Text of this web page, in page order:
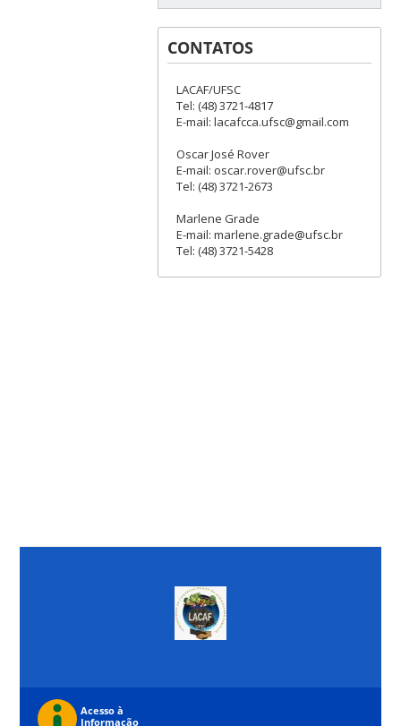
CONTATOS
LACAF/UFSC
Tel: (48) 3721-4817
E-mail: lacafcca.ufsc@gmail.com
Oscar José Rover
E-mail: oscar.rover@ufsc.br
Tel: (48) 3721-2673
Marlene Grade
E-mail: marlene.grade@ufsc.br
Tel: (48) 3721-5428